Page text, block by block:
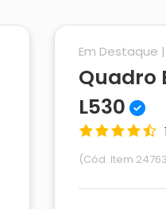
Em Destaque |
Quadro
L530
(Cód. Item